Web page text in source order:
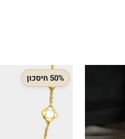
50% חיסכון